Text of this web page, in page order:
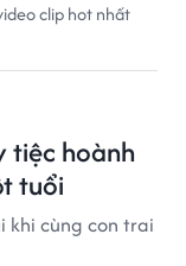
clip hot nhất
tiệc hoành
tuổi
khi cùng con trai